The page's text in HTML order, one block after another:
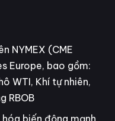
NYMEX (CME
Europe, bao gồm:
WTI, Khí tự nhiên,
RBOB
biến động mạnh